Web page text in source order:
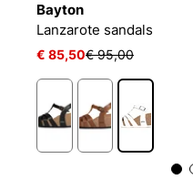
Bayton
Lanzarote sandals
€ 85,50€ 95,00